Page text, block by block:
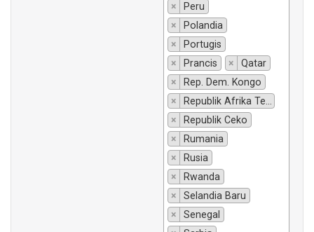
×
Peru
×
Polandia
×
Portugis
×
Prancis ×
Qatar
×
Rep. Dem. Kongo
×
Republik Afrika Tengah
×
Republik Ceko
×
Rumania
×
Rusia
×
Rwanda
×
Selandia Baru
×
Senegal